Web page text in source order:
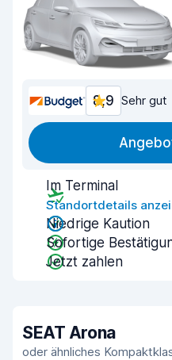
8,9 Sehr gut
Im Terminal
Standortdetails
Niedrige Kaution
Sofortige
Jetzt zahlen
SEAT Arona
oder ähnliches